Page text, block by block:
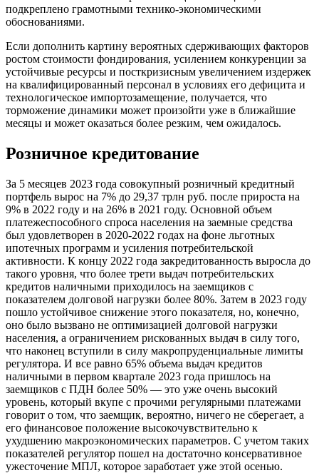
подкреплено грамотными технико-экономическими
обоснованиями.
Если дополнить картину вероятных сдерживающих факторов
ростом стоимости фондирования, усилением конкуренции за
устойчивые ресурсы и посткризисным увеличением издержек
на квалифицированный персонал в условиях его дефицита и
технологическое импортозамещение, получается, что
торможение динамики может произойти уже в ближайшие
месяцы и может оказаться более резким, чем ожидалось.
Розничное кредитование
За 5 месяцев 2023 года совокупный розничный кредитный
портфель вырос на 7% до 29,37 трлн руб. после прироста на
9% в 2022 году и на 26% в 2021 году. Основной объем
платежеспособного спроса населения на заемные средства
был удовлетворен в 2020-2022 годах на фоне льготных
ипотечных программ и усиления потребительской
активности. К концу 2022 года закредитованность выросла до
такого уровня, что более трети выдач потребительских
кредитов наличными приходилось на заемщиков с
показателем долговой нагрузки более 80%. Затем в 2023 году
пошло устойчивое снижение этого показателя, но, конечно,
оно было вызвано не оптимизацией долговой нагрузки
населения, а ограничением рискованных выдач в силу того,
что наконец вступили в силу макропруденциальные лимиты
регулятора. И все равно 65% объема выдач кредитов
наличными в первом квартале 2023 года пришлось на
заемщиков с ПДН более 50% — это уже очень высокий
уровень, который вкупе с прочими регулярными платежами
говорит о том, что заемщик, вероятно, ничего не сберегает, а
его финансовое положение высокочувствительно к
ухудшению макроэкономических параметров. С учетом таких
показателей регулятор пошел на достаточно консервативное
ужесточение МПЛ, которое заработает уже этой осенью.